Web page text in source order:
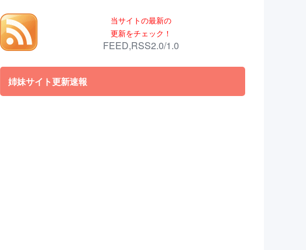
当サイトの最新の
更新をチェック！
FEED,RSS2.0/1.0
姉妹サイト更新速報